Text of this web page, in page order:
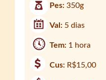
Pes:350g
Val: 5 dias
Tem: 1 hora
Cus: R$15,00